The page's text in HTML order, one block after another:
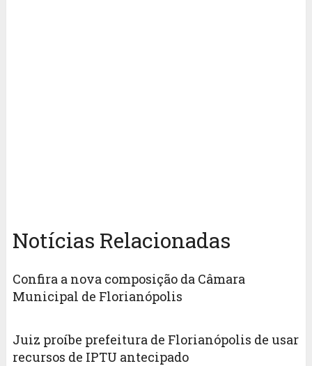
Notícias Relacionadas
Confira a nova composição da Câmara
Municipal de Florianópolis
Juiz proíbe prefeitura de Florianópolis de usar
recursos de IPTU antecipado